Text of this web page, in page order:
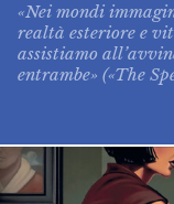
«Nei mondi
realtà esteriore e
assistiamo
entrambe» («The